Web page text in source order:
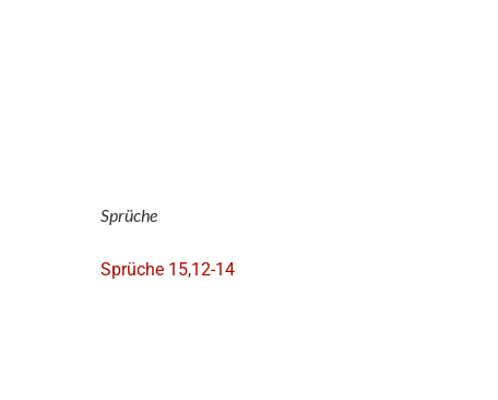
Sprüche
Sprüche 15,12-14